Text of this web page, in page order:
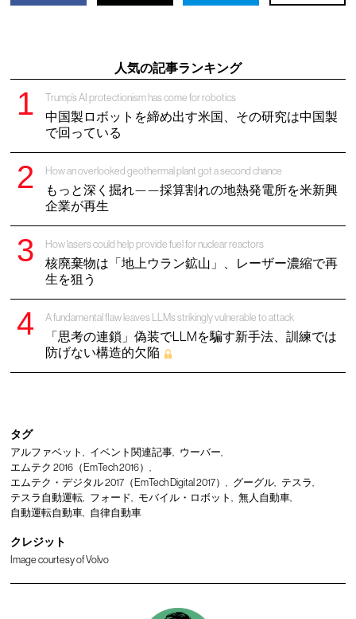
人気の記事ランキング
Trump’s AI protectionism has come for robotics
中国製ロボットを締め出す米国、その研究は中国製
で回っている
How an overlooked geothermal plant got a second chance
もっと深く掘れ——採算割れの地熱発電所を米新興
企業が再生
How lasers could help provide fuel for nuclear reactors
核廃棄物は「地上ウラン鉱山」、レーザー濃縮で再
生を狙う
A fundamental flaw leaves LLMs strikingly vulnerable to attack
「思考の連鎖」偽装でLLMを騙す新手法、訓練では
防げない構造的欠陥
タグ
アルファベット イベント関連記事
ウーバー
エムテク 2016（EmTech 2016）
エムテク・デジタル 2017（EmTech Digital 2017）
グーグル
テスラ
テスラ自動運転
フォード モバイル・ロボット
無人自動車
自動運転自動車
自律自動車
クレジット
Image courtesy of Volvo